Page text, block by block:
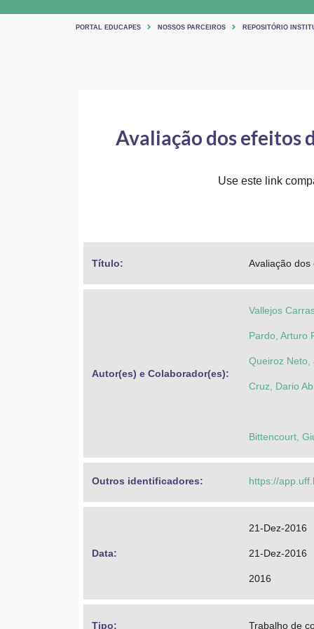
PORTAL EDUCAPES NOSSOS PARCEIROS REPOSITÓRIO
Avaliação dos efeitos
Use este link
Título: Avaliação
Autor(es) e Colaborador(es):
Vallejos
Pardo, Arturo
Queiroz Neto,
Cruz, Dario
Bittencourt,
Outros identificadores: https://
Data:
21-Dez-2016
21-Dez-2016
2016
Tipo: Trabalho de